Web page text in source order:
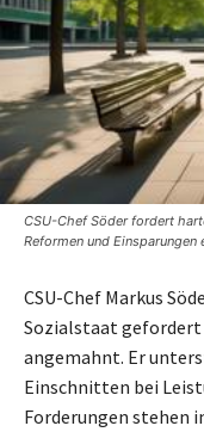
CSU-Chef Söder fordert
Reformen und
CSU-Chef Markus
Sozialstaat gefordert
angemahnt. Er
Einschnitten bei
Forderungen stehen